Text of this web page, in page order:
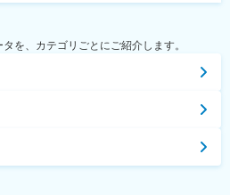
を、カテゴリごとにご紹介します。